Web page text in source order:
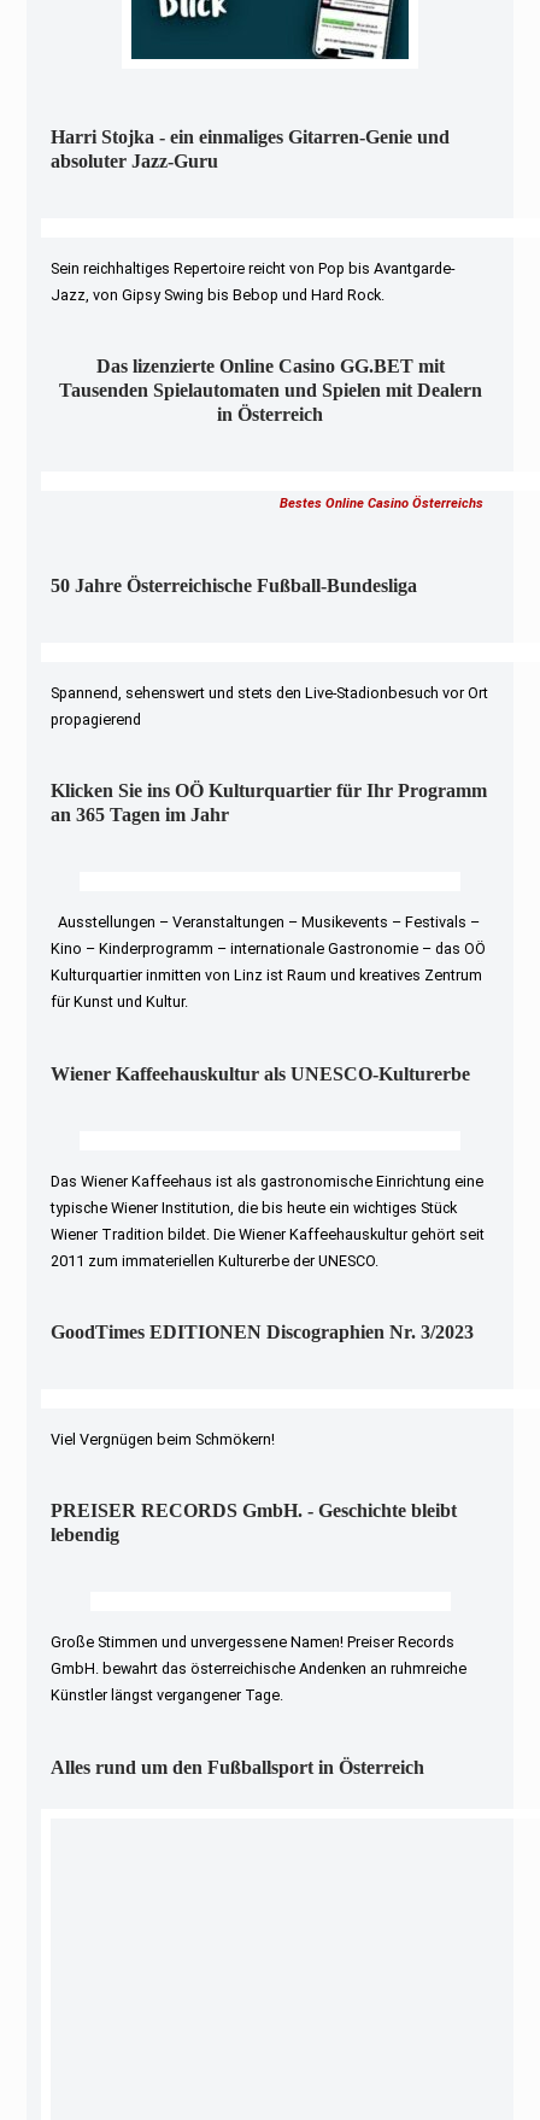
Harri Stojka - ein einmaliges Gitarren-Genie und
absoluter Jazz-Guru
Sein reichhaltiges Repertoire reicht von Pop bis Avantgarde-
Jazz, von Gipsy Swing bis Bebop und Hard Rock.
Das lizenzierte Online Casino GG.BET mit
Tausenden Spielautomaten und Spielen mit Dealern
in Österreich
Bestes Online Casino Österreichs
50 Jahre Österreichische Fußball-Bundesliga
Spannend, sehenswert und stets den Live-Stadionbesuch vor Ort
propagierend
Klicken Sie ins OÖ Kulturquartier für Ihr Programm
an 365 Tagen im Jahr
Ausstellungen – Veranstaltungen – Musikevents – Festivals –
Kino – Kinderprogramm – internationale Gastronomie – das OÖ
Kulturquartier inmitten von Linz ist Raum und kreatives Zentrum
für Kunst und Kultur.
Wiener Kaffeehauskultur als UNESCO-Kulturerbe
Das Wiener Kaffeehaus ist als gastronomische Einrichtung eine
typische Wiener Institution, die bis heute ein wichtiges Stück
Wiener Tradition bildet. Die Wiener Kaffeehauskultur gehört seit
2011 zum immateriellen Kulturerbe der UNESCO.
GoodTimes EDITIONEN Discographien Nr. 3/2023
Viel Vergnügen beim Schmökern!
PREISER RECORDS GmbH. - Geschichte bleibt
lebendig
Große Stimmen und unvergessene Namen! Preiser Records
GmbH. bewahrt das österreichische Andenken an ruhmreiche
Künstler längst vergangener Tage.
Alles rund um den Fußballsport in Österreich